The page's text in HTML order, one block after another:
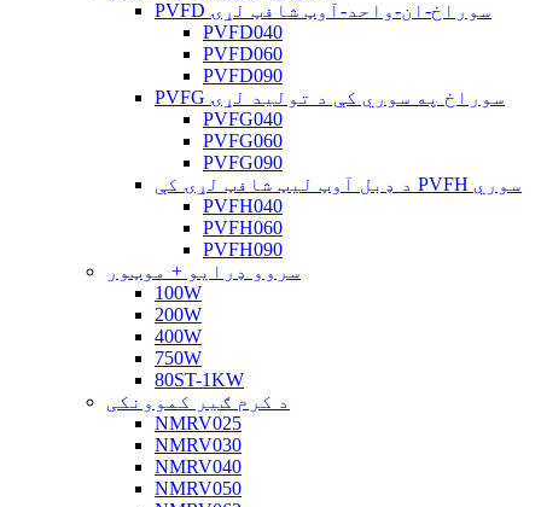
PVFD سوراخ-ان-واحد-آوټ شافټ لړۍ
PVFD040
PVFD060
PVFD090
PVFG سوراخ په سوري کې د تولید لړۍ
PVFG040
PVFG060
PVFG090
د ډبل آوټ لیټ شافټ لړۍ کې PVFH سوري
PVFH040
PVFH060
PVFH090
سروو ډرایو + موټور
100W
200W
400W
750W
80ST-1KW
د کرم ګیر کموونکی
NMRV025
NMRV030
NMRV040
NMRV050